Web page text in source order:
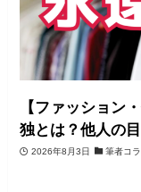
【ファッション
独とは？他人の
2026年8月3日 筆者コ